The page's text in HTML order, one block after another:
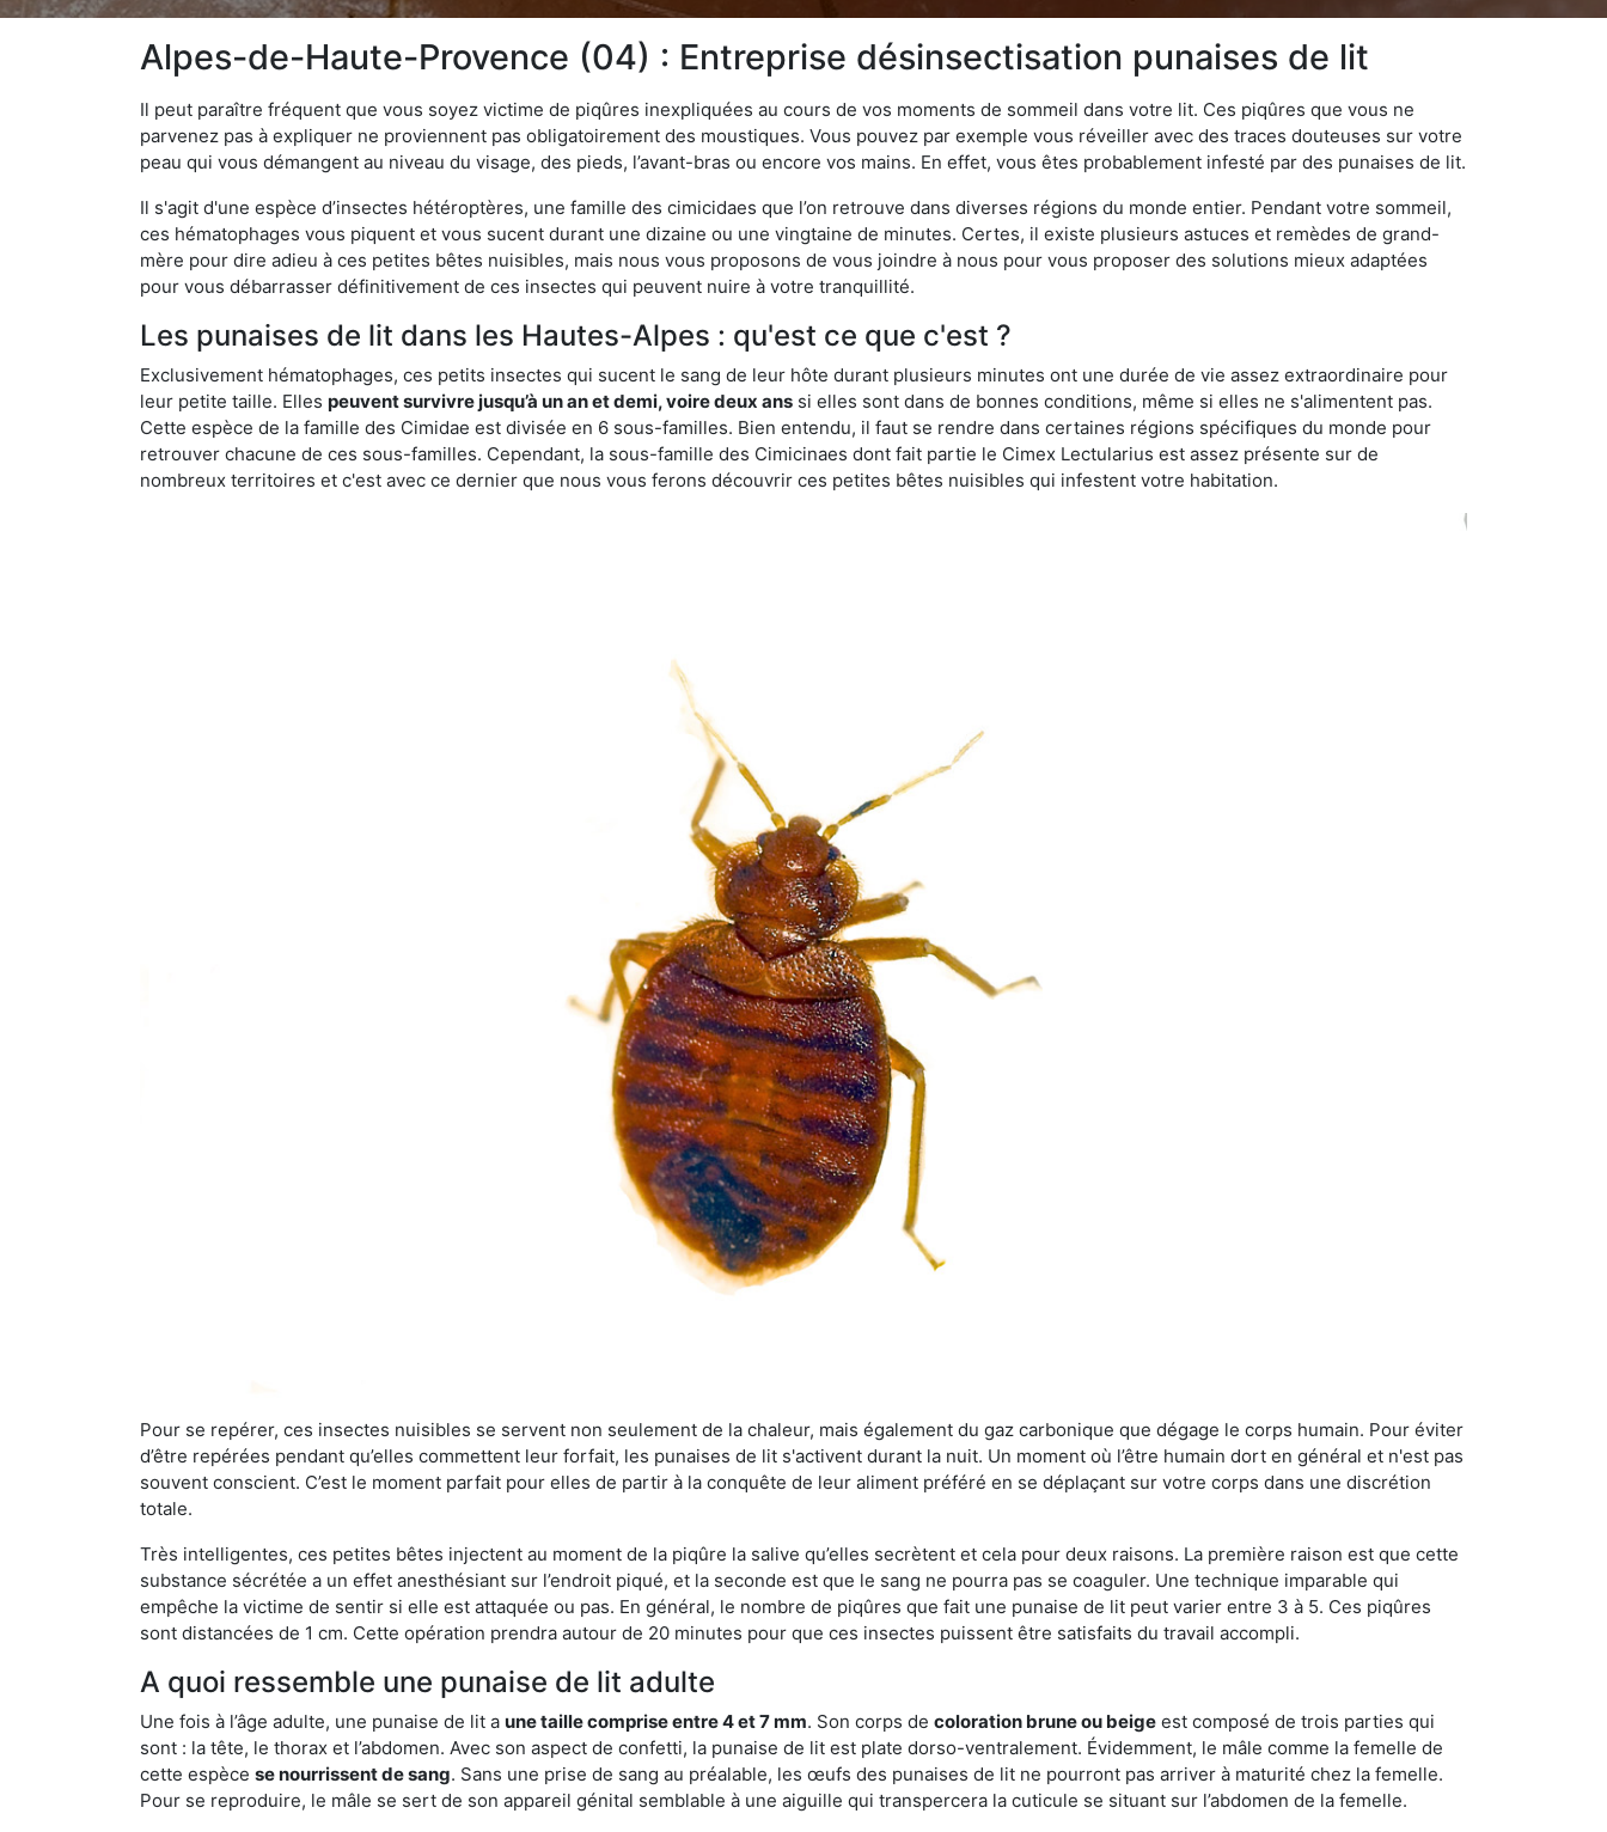
Alpes-de-Haute-Provence (04) : Entreprise désinsectisation punaises de lit
Il peut paraître fréquent que vous soyez victime de piqûres inexpliquées au cours de vos moments de sommeil dans votre lit. Ces piqûres que vous ne
parvenez pas à expliquer ne proviennent pas obligatoirement des moustiques. Vous pouvez par exemple vous réveiller avec des traces douteuses sur votre
peau qui vous démangent au niveau du visage, des pieds, l’avant-bras ou encore vos mains. En effet, vous êtes probablement infesté par des punaises de lit.
Il s'agit d'une espèce d’insectes hétéroptères, une famille des cimicidaes que l’on retrouve dans diverses régions du monde entier. Pendant votre sommeil,
ces hématophages vous piquent et vous sucent durant une dizaine ou une vingtaine de minutes. Certes, il existe plusieurs astuces et remèdes de grand-
mère pour dire adieu à ces petites bêtes nuisibles, mais nous vous proposons de vous joindre à nous pour vous proposer des solutions mieux adaptées
pour vous débarrasser définitivement de ces insectes qui peuvent nuire à votre tranquillité.
Les punaises de lit dans les Hautes-Alpes : qu'est ce que c'est ?
Exclusivement hématophages, ces petits insectes qui sucent le sang de leur hôte durant plusieurs minutes ont une durée de vie assez extraordinaire pour
leur petite taille. Elles peuvent survivre jusqu’à un an et demi, voire deux ans si elles sont dans de bonnes conditions, même si elles ne s'alimentent pas.
Cette espèce de la famille des Cimidae est divisée en 6 sous-familles. Bien entendu, il faut se rendre dans certaines régions spécifiques du monde pour
retrouver chacune de ces sous-familles. Cependant, la sous-famille des Cimicinaes dont fait partie le Cimex Lectularius est assez présente sur de
nombreux territoires et c'est avec ce dernier que nous vous ferons découvrir ces petites bêtes nuisibles qui infestent votre habitation.
Pour se repérer, ces insectes nuisibles se servent non seulement de la chaleur, mais également du gaz carbonique que dégage le corps humain. Pour éviter
d’être repérées pendant qu’elles commettent leur forfait, les punaises de lit s'activent durant la nuit. Un moment où l’être humain dort en général et n'est pas
souvent conscient. C’est le moment parfait pour elles de partir à la conquête de leur aliment préféré en se déplaçant sur votre corps dans une discrétion
totale.
Très intelligentes, ces petites bêtes injectent au moment de la piqûre la salive qu’elles secrètent et cela pour deux raisons. La première raison est que cette
substance sécrétée a un effet anesthésiant sur l’endroit piqué, et la seconde est que le sang ne pourra pas se coaguler. Une technique imparable qui
empêche la victime de sentir si elle est attaquée ou pas. En général, le nombre de piqûres que fait une punaise de lit peut varier entre 3 à 5. Ces piqûres
sont distancées de 1 cm. Cette opération prendra autour de 20 minutes pour que ces insectes puissent être satisfaits du travail accompli.
A quoi ressemble une punaise de lit adulte
Une fois à l’âge adulte, une punaise de lit a une taille comprise entre 4 et 7 mm. Son corps de coloration brune ou beige est composé de trois parties qui
sont : la tête, le thorax et l’abdomen. Avec son aspect de confetti, la punaise de lit est plate dorso-ventralement. Évidemment, le mâle comme la femelle de
cette espèce se nourrissent de sang. Sans une prise de sang au préalable, les œufs des punaises de lit ne pourront pas arriver à maturité chez la femelle.
Pour se reproduire, le mâle se sert de son appareil génital semblable à une aiguille qui transpercera la cuticule se situant sur l’abdomen de la femelle.